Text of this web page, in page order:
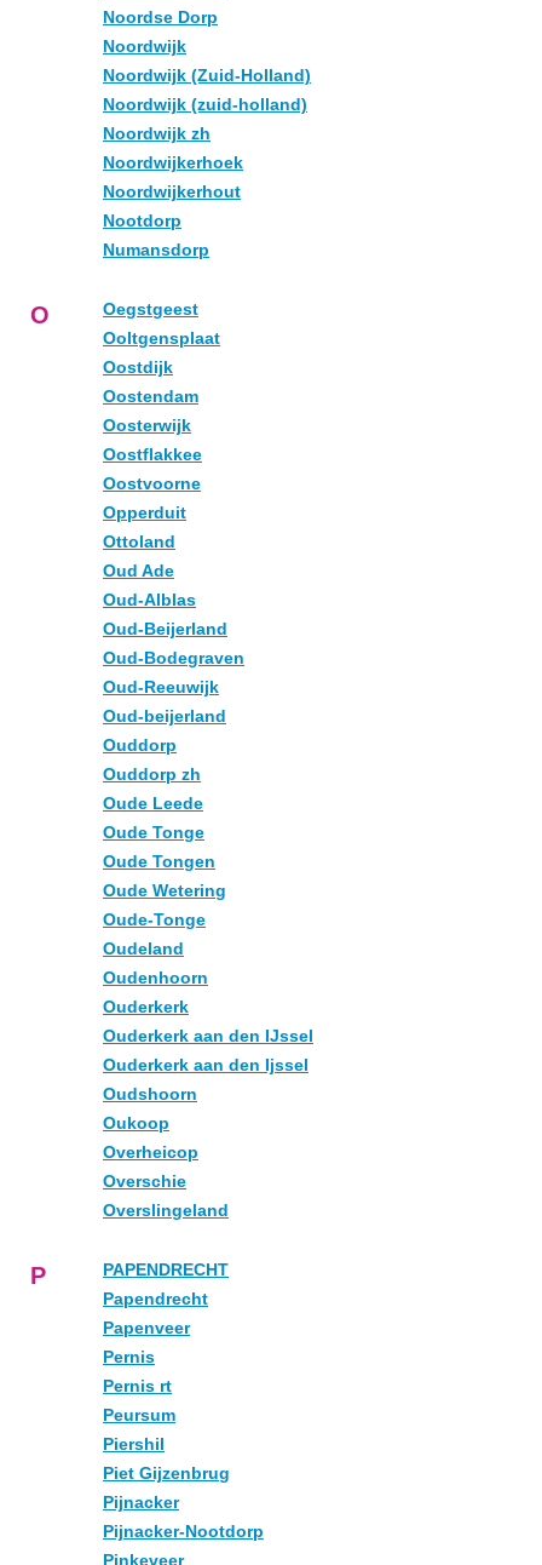
Noordse Dorp
Noordwijk
Noordwijk (Zuid-Holland)
Noordwijk (zuid-holland)
Noordwijk zh
Noordwijkerhoek
Noordwijkerhout
Nootdorp
Numansdorp
O
Oegstgeest
Ooltgensplaat
Oostdijk
Oostendam
Oosterwijk
Oostflakkee
Oostvoorne
Opperduit
Ottoland
Oud Ade
Oud-Alblas
Oud-Beijerland
Oud-Bodegraven
Oud-Reeuwijk
Oud-beijerland
Ouddorp
Ouddorp zh
Oude Leede
Oude Tonge
Oude Tongen
Oude Wetering
Oude-Tonge
Oudeland
Oudenhoorn
Ouderkerk
Ouderkerk aan den IJssel
Ouderkerk aan den Ijssel
Oudshoorn
Oukoop
Overheicop
Overschie
Overslingeland
P
PAPENDRECHT
Papendrecht
Papenveer
Pernis
Pernis rt
Peursum
Piershil
Piet Gijzenbrug
Pijnacker
Pijnacker-Nootdorp
Pinkeveer